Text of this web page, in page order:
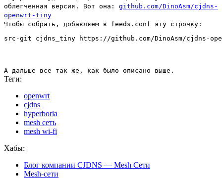
облегченная версия. Вот она: github.com/DinoAsm/cjdns-
openwrt-tiny
Чтобы собрать, добавляем в feeds.conf эту строчку:
А дальше все так же, как было описано выше.
Теги:
openwrt
cjdns
hyperboria
mesh сеть
mesh wi-fi
Хабы:
Блог компании CJDNS — Mesh Сети
Mesh-сети